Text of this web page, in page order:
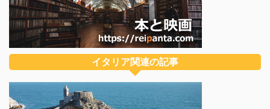
イタリア関連の記事